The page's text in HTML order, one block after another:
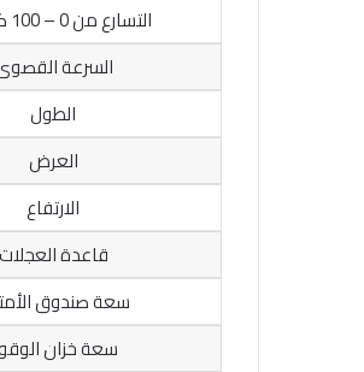
التسارع من 0 – 100 كم/س
السرعة
الطول
العرض
الارتفاع
قاعدة العجلات
سعة صندوق
سعة خزان